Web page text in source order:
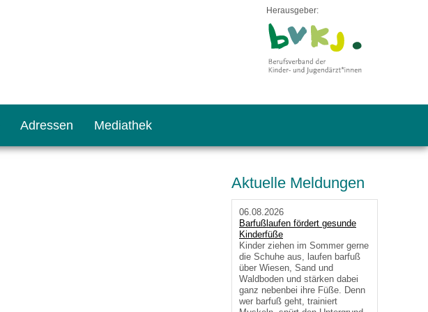
Herausgeber:
Adressen Mediathek
Aktuelle Meldungen
06.08.2026
Barfußlaufen fördert gesunde
Kinderfüße
Kinder ziehen im Sommer gerne
die Schuhe aus, laufen barfuß
über Wiesen, Sand und
Waldboden und stärken dabei
ganz nebenbei ihre Füße. Denn
wer barfuß geht, trainiert